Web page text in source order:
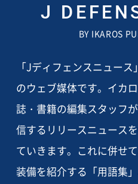
J
BY IKAROS
「Jディフェンスニュー
のウェブ媒体です。イカ
誌・書籍の編集スタッフ
信するリリースニュース
ていきます。これに併せ
装備を紹介する「用語集